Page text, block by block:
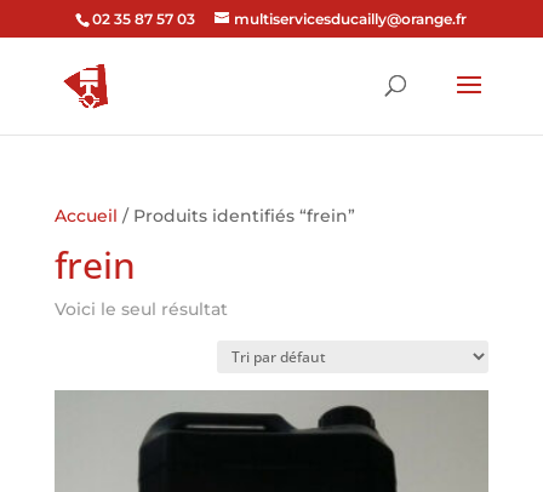
02 35 87 57 03 multiservicesducailly@orange.fr
Accueil / Produits identifiés “frein”
frein
Voici le seul résultat